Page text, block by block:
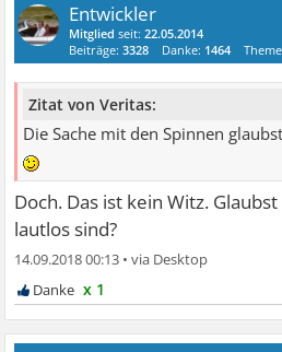
Entwickler
Mitglied seit:22.05.2014
Beiträge:3328 Danke: 1464
Zitat von Veritas:
Die Sache mit den Spinnen
Doch. Das ist kein Witz.
lautlos sind?
14.09.2018 00:13 •
x 1